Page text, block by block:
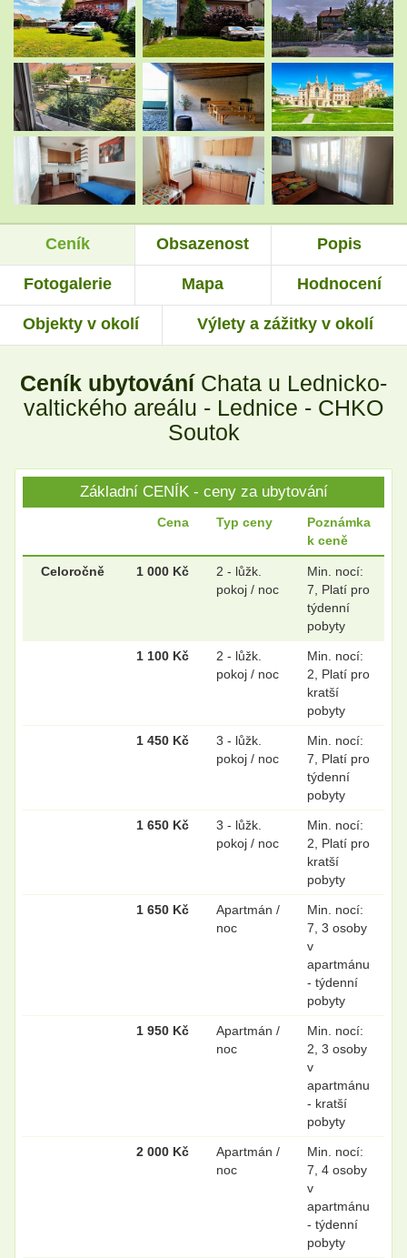
Ceník Obsazenost Popis
Fotogalerie Mapa Hodnocení
Objekty v okolí Výlety a zážitky v okolí
Ceník ubytování Chata u Lednicko-
valtického areálu - Lednice - CHKO
Soutok
Základní CENÍK - ceny za ubytování
Cena Typ ceny
Poznámka
k ceně
Celoročně 1 000 Kč
2 - lůžk.
pokoj / noc
Min. nocí:
7, Platí pro
týdenní
pobyty
1 100 Kč
2 - lůžk.
pokoj / noc
Min. nocí:
2, Platí pro
kratší
pobyty
1 450 Kč
3 - lůžk.
pokoj / noc
Min. nocí:
7, Platí pro
týdenní
pobyty
1 650 Kč
3 - lůžk.
pokoj / noc
Min. nocí:
2, Platí pro
kratší
pobyty
1 650 Kč
Apartmán /
noc
Min. nocí:
7, 3 osoby
v
apartmánu
- týdenní
pobyty
1 950 Kč
Apartmán /
noc
Min. nocí:
2, 3 osoby
v
apartmánu
- kratší
pobyty
2 000 Kč
Apartmán /
noc
Min. nocí:
7, 4 osoby
v
apartmánu
- týdenní
pobyty